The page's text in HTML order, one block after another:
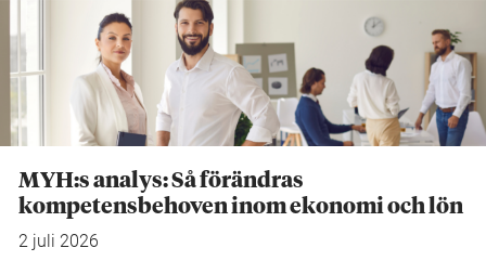
MYH:s analys: Så förändras
kompetensbehoven inom ekonomi och lön
2 juli 2026